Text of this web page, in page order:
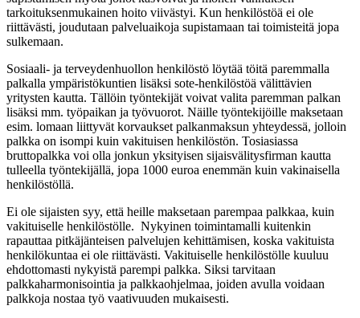
tarkoituksenmukainen hoito viivästyi. Kun henkilöstöä ei ole
riittävästi, joudutaan palveluaikoja supistamaan tai toimisteitä jopa
sulkemaan.
Sosiaali- ja terveydenhuollon henkilöstö löytää töitä paremmalla
palkalla ympäristökuntien lisäksi sote-henkilöstöä välittävien
yritysten kautta. Tällöin työntekijät voivat valita paremman palkan
lisäksi mm. työpaikan ja työvuorot. Näille työntekijöille maksetaan
esim. lomaan liittyvät korvaukset palkanmaksun yhteydessä, jolloin
palkka on isompi kuin vakituisen henkilöstön. Tosiasiassa
bruttopalkka voi olla jonkun yksityisen sijaisvälitysfirman kautta
tulleella työntekijällä, jopa 1000 euroa enemmän kuin vakinaisella
henkilöstöllä.
Ei ole sijaisten syy, että heille maksetaan parempaa palkkaa, kuin
vakituiselle henkilöstölle. Nykyinen toimintamalli kuitenkin
rapauttaa pitkäjänteisen palvelujen kehittämisen, koska vakituista
henkilökuntaa ei ole riittävästi. Vakituiselle henkilöstölle kuuluu
ehdottomasti nykyistä parempi palkka. Siksi tarvitaan
palkkaharmonisointia ja palkkaohjelmaa, joiden avulla voidaan
palkkoja nostaa työ vaativuuden mukaisesti.